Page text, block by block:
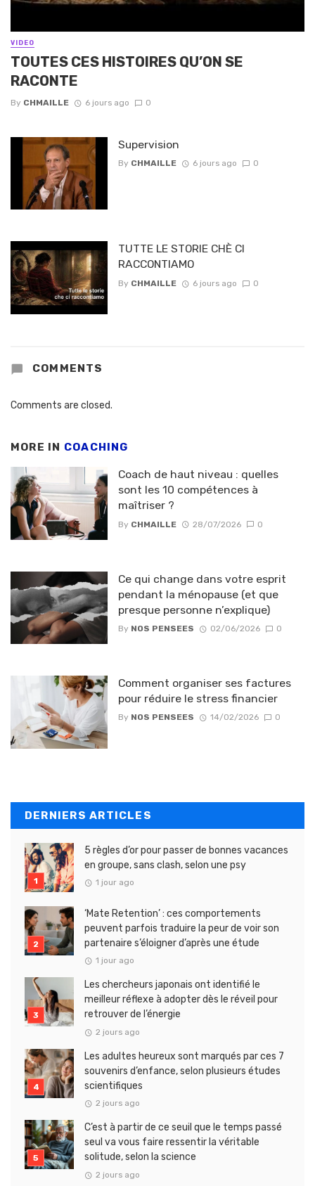
VIDEO
TOUTES CES HISTOIRES QU’ON SE
RACONTE
By CHMAILLE 6 jours ago 0
Supervision
By CHMAILLE 6 jours ago 0
TUTTE LE STORIE CHÈ CI
RACCONTIAMO
By CHMAILLE 6 jours ago 0
COMMENTS
Comments are closed.
MORE IN COACHING
Coach de haut niveau : quelles
sont les 10 compétences à
maîtriser ?
By CHMAILLE 28/07/2026 0
Ce qui change dans votre esprit
pendant la ménopause (et que
presque personne n’explique)
By NOS PENSEES 02/06/2026 0
Comment organiser ses factures
pour réduire le stress financier
By NOS PENSEES 14/02/2026 0
DERNIERS ARTICLES
5 règles d’or pour passer de bonnes vacances
en groupe, sans clash, selon une psy
1 jour ago
‘Mate Retention’ : ces comportements
peuvent parfois traduire la peur de voir son
partenaire s’éloigner d’après une étude
1 jour ago
Les chercheurs japonais ont identifié le
meilleur réflexe à adopter dès le réveil pour
retrouver de l’énergie
2 jours ago
Les adultes heureux sont marqués par ces 7
souvenirs d’enfance, selon plusieurs études
scientifiques
2 jours ago
C’est à partir de ce seuil que le temps passé
seul va vous faire ressentir la véritable
solitude, selon la science
2 jours ago